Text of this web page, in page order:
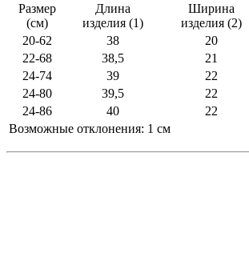
Размер
(см)
Длина
изделия (1)
Ширина
изделия (2)
20-62
38 20
22-68
38,5 21
24-74
39 22
24-80
39,5 22
24-86
40 22
Возможные отклонения: 1 см